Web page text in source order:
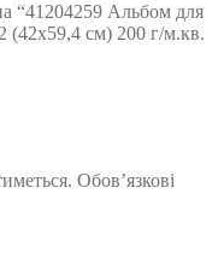
“41204259 Альбом для
(42х59,4 см) 200 г/м.кв.
Обов’язкові